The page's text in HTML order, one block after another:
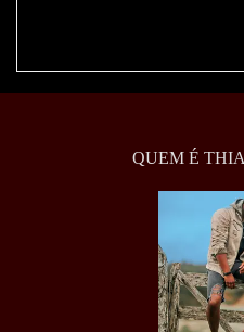
QUEM É